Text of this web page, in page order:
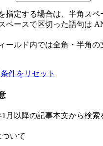
指定する場合は、半角スペ
ペースで区切った語句は
ールド内では全角・半角
条件をリセット
1月以降の記事本文から検索
いて